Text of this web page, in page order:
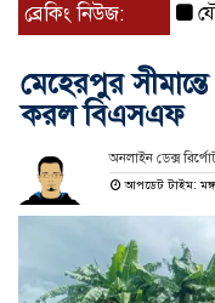
ব্রেকিং নিউজ: যৌথ
মেহেরপুর
করল বিএসএফ
অনলাইন ডেক্স
আপডেট টাইম: